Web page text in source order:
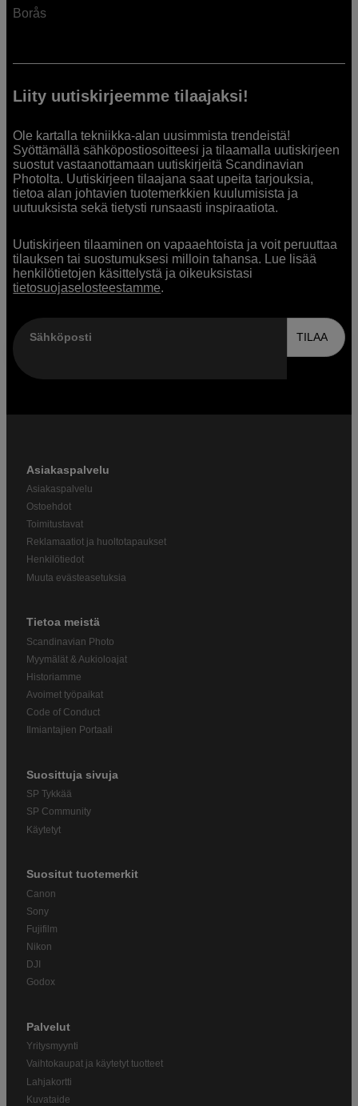
Borås
Liity uutiskirjeemme tilaajaksi!
Ole kartalla tekniikka-alan uusimmista trendeistä!
Syöttämällä sähköpostiosoitteesi ja tilaamalla uutiskirjeen
suostut vastaanottamaan uutiskirjeitä Scandinavian
Photolta. Uutiskirjeen tilaajana saat upeita tarjouksia,
tietoa alan johtavien tuotemerkkien kuulumisista ja
uutuuksista sekä tietysti runsaasti inspiraatiota.
Uutiskirjeen tilaaminen on vapaaehtoista ja voit peruuttaa
tilauksen tai suostumuksesi milloin tahansa. Lue lisää
henkilötietojen käsittelystä ja oikeuksistasi
tietosuojaselosteestamme.
Sähköposti TILAA
Asiakaspalvelu
Asiakaspalvelu
Ostoehdot
Toimitustavat
Reklamaatiot ja huoltotapaukset
Henkilötiedot
Muuta evästeasetuksia
Tietoa meistä
Scandinavian Photo
Myymälät & Aukioloajat
Historiamme
Avoimet työpaikat
Code of Conduct
Ilmiantajien Portaali
Suosittuja sivuja
SP Tykkää
SP Community
Käytetyt
Suositut tuotemerkit
Canon
Sony
Fujifilm
Nikon
DJI
Godox
Palvelut
Yritysmyynti
Vaihtokaupat ja käytetyt tuotteet
Lahjakortti
Kuvataide